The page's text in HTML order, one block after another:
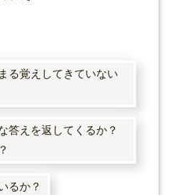
る覚えしてきていない
答えを返してくるか？
るか？